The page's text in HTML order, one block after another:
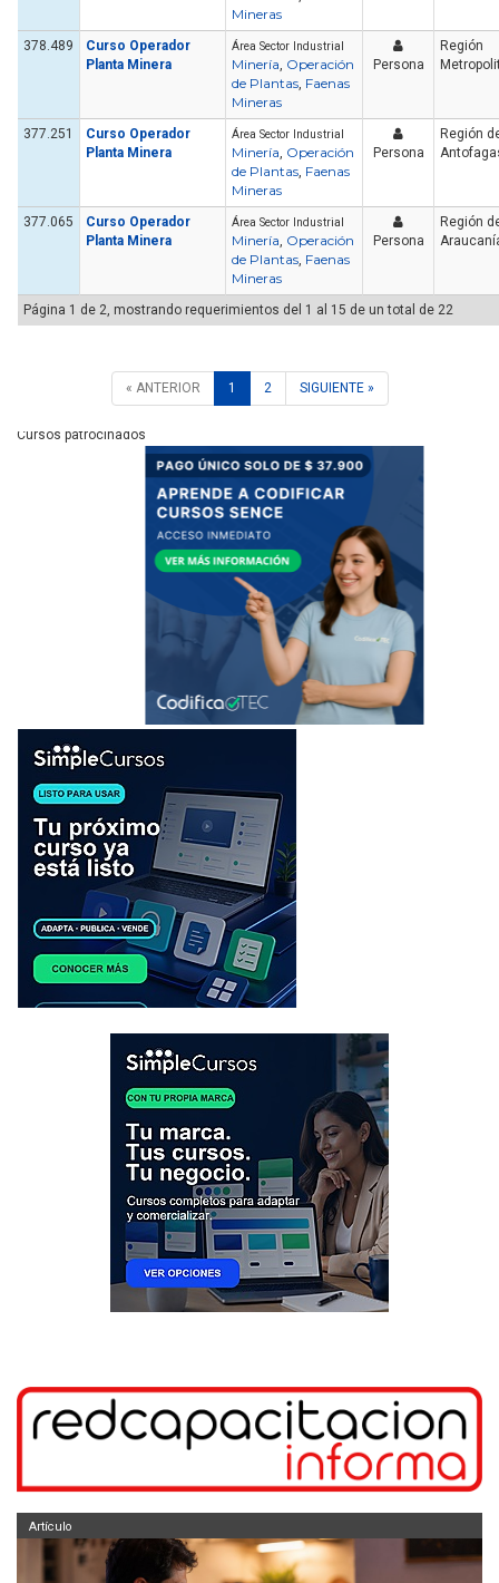
Mineras
378.489
Curso Operador
Planta Minera
Área Sector Industrial
Minería, Operación
de Plantas, Faenas
Mineras
Persona
Región
377.251
Curso Operador
Planta Minera
Área Sector Industrial
Minería, Operación
de Plantas, Faenas
Mineras
Persona
Región
377.065
Curso Operador
Planta Minera
Área Sector Industrial
Minería, Operación
de Plantas, Faenas
Mineras
Persona
Región
Página 1 de 2, mostrando requerimientos del 1 al 15 de un total de 22
« ANTERIOR 1 2 SIGUIENTE »
Cursos patrocinados
Artículo